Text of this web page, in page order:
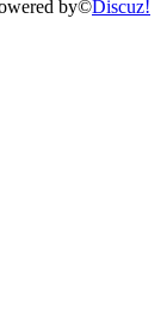
by©Discuz!